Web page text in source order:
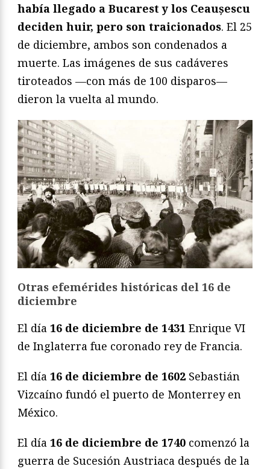
había llegado a Bucarest y los Ceaușescu
deciden huir, pero son traicionados. El 25
de diciembre, ambos son condenados a
muerte. Las imágenes de sus cadáveres
tiroteados —con más de 100 disparos—
dieron la vuelta al mundo.
Otras efemérides históricas del 16 de
diciembre
El día 16 de diciembre de 1431 Enrique VI
de Inglaterra fue coronado rey de Francia.
El día 16 de diciembre de 1602 Sebastián
Vizcaíno fundó el puerto de Monterrey en
México.
El día 16 de diciembre de 1740 comenzó la
guerra de Sucesión Austriaca después de la